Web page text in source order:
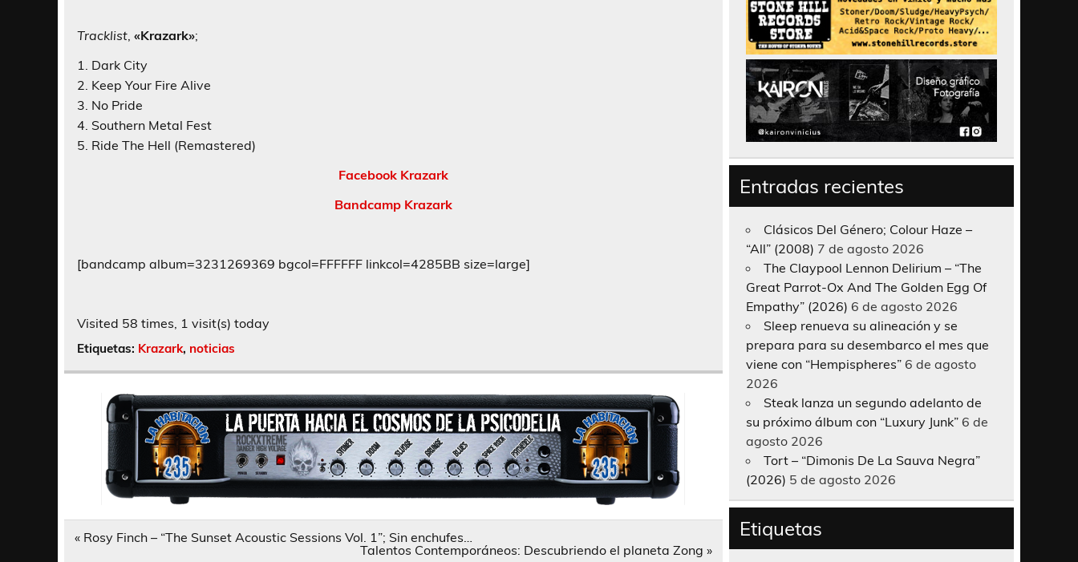
Tracklist, «Krazark»;
1. Dark City
2. Keep Your Fire Alive
3. No Pride
4. Southern Metal Fest
5. Ride The Hell (Remastered)
Facebook Krazark
Bandcamp Krazark
[bandcamp album=3231269369 bgcol=FFFFFF linkcol=4285BB size=large]
Visited 58 times, 1 visit(s) today
Etiquetas: Krazark, noticias
Navegación
« Rosy Finch – “The Sunset Acoustic Sessions Vol. 1”; Sin enchufes…
Talentos Contemporáneos: Descubriendo el planeta Zong »
Entradas recientes
Clásicos Del Género; Colour Haze –
“All” (2008) 7 de agosto 2026
The Claypool Lennon Delirium – “The
Great Parrot-Ox And The Golden Egg Of
Empathy” (2026) 6 de agosto 2026
Sleep renueva su alineación y se
prepara para su desembarco el mes que
viene con “Hempispheres” 6 de agosto
2026
Steak lanza un segundo adelanto de
su próximo álbum con “Luxury Junk” 6 de
agosto 2026
Tort – “Dimonis De La Sauva Negra”
(2026) 5 de agosto 2026
Etiquetas